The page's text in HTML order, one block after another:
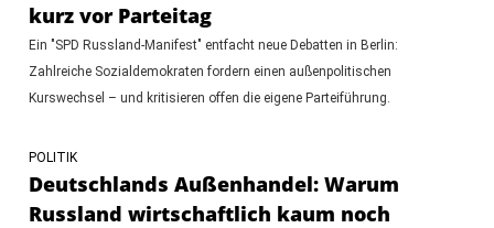
kurz vor Parteitag
Ein "SPD Russland-Manifest" entfacht neue Debatten in Berlin:
Zahlreiche Sozialdemokraten fordern einen außenpolitischen
Kurswechsel – und kritisieren offen die eigene Parteiführung.
POLITIK
Deutschlands Außenhandel: Warum
Russland wirtschaftlich kaum noch